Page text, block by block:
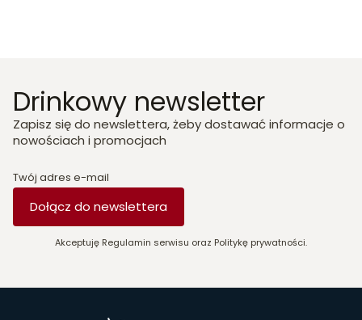
Drinkowy newsletter
Zapisz się do newslettera, żeby dostawać informacje o
nowościach i promocjach
Twój adres e-mail
Dołącz do newslettera
Akceptuję Regulamin serwisu oraz Politykę prywatności.